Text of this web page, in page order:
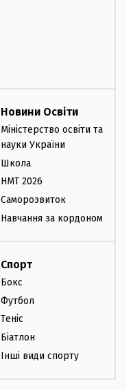
Новини Освіти
Міністерство освіти та
науки України
Школа
НМТ 2026
Саморозвиток
Навчання за кордоном
Спорт
Бокс
Футбол
Теніс
Біатлон
Інші види спорту